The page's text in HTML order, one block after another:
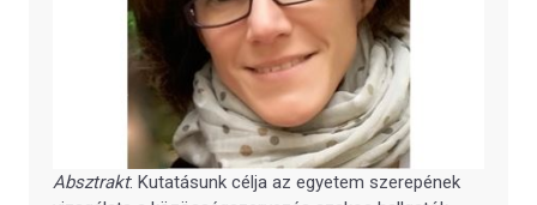
Absztrakt: Kutatásunk célja az egyetem szerepének